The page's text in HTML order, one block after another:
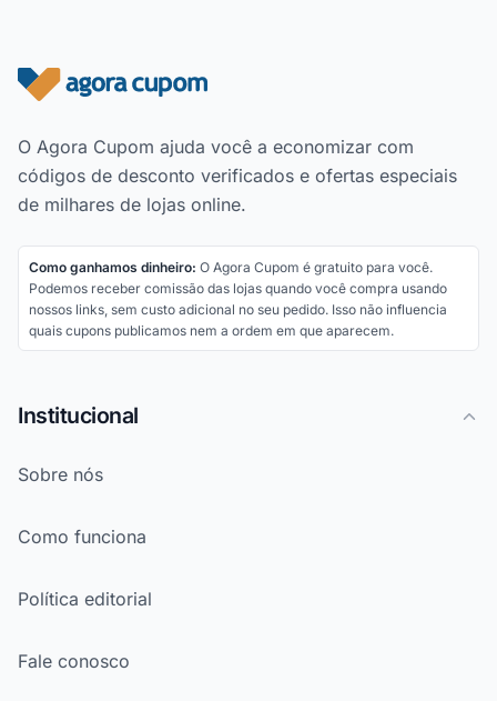
Rodapé do site
O Agora Cupom ajuda você a economizar com
códigos de desconto verificados e ofertas especiais
de milhares de lojas online.
Como ganhamos dinheiro: O Agora Cupom é gratuito para você.
Podemos receber comissão das lojas quando você compra usando
nossos links, sem custo adicional no seu pedido. Isso não influencia
quais cupons publicamos nem a ordem em que aparecem.
Institucional
Sobre nós
Como funciona
Política editorial
Fale conosco